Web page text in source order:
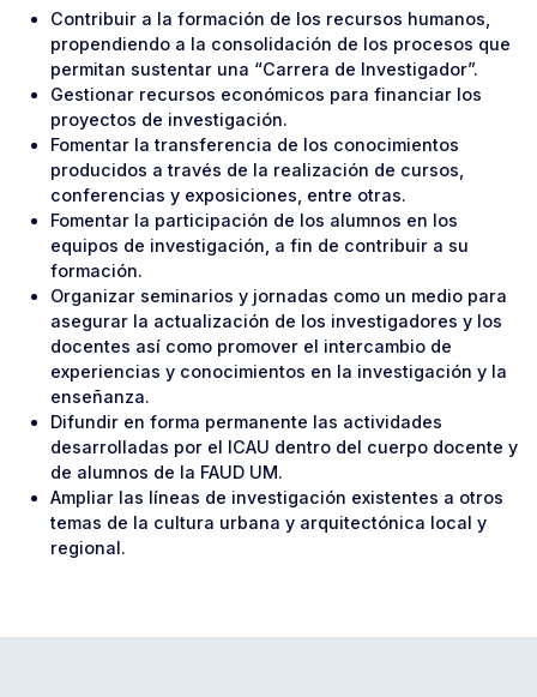
Contribuir a la formación de los recursos humanos,
propendiendo a la consolidación de los procesos que
permitan sustentar una “Carrera de Investigador”.
Gestionar recursos económicos para financiar los
proyectos de investigación.
Fomentar la transferencia de los conocimientos
producidos a través de la realización de cursos,
conferencias y exposiciones, entre otras.
Fomentar la participación de los alumnos en los
equipos de investigación, a fin de contribuir a su
formación.
Organizar seminarios y jornadas como un medio para
asegurar la actualización de los investigadores y los
docentes así como promover el intercambio de
experiencias y conocimientos en la investigación y la
enseñanza.
Difundir en forma permanente las actividades
desarrolladas por el ICAU dentro del cuerpo docente y
de alumnos de la FAUD UM.
Ampliar las líneas de investigación existentes a otros
temas de la cultura urbana y arquitectónica local y
regional.